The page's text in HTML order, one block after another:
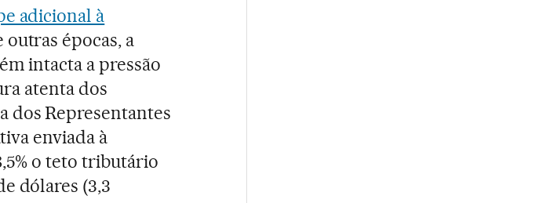
adicional à
épocas, a
intacta a pressão
atenta dos
dos Representantes
enviada à
o teto tributário
dólares (3,3